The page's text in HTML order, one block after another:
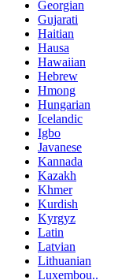
Georgian
Gujarati
Haitian
Hausa
Hawaiian
Hebrew
Hmong
Hungarian
Icelandic
Igbo
Javanese
Kannada
Kazakh
Khmer
Kurdish
Kyrgyz
Latin
Latvian
Lithuanian
Luxembou..